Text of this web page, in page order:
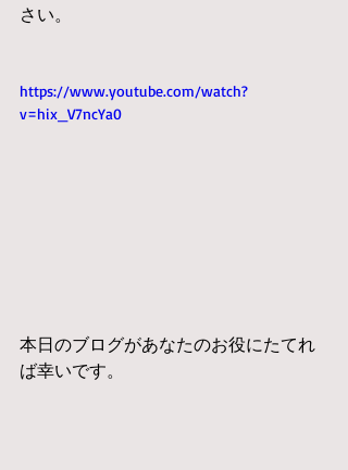
さい。
https://www.youtube.com/watch?
v=hix_V7ncYa0
本日のブログがあなたのお役にたてれ
ば幸いです。